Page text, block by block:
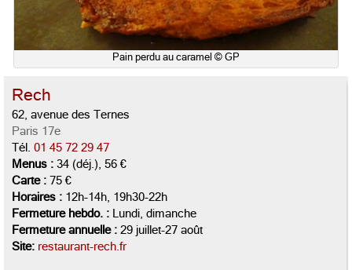
Pain perdu au caramel © GP
Rech
62, avenue des Ternes
Paris 17e
Tél. 01 45 72 29 47
Menus : 34 (déj.), 56 €
Carte : 75 €
Horaires : 12h-14h, 19h30-22h
Fermeture hebdo. : Lundi, dimanche
Fermeture annuelle : 29 juillet-27 août
Site: restaurant-rech.fr